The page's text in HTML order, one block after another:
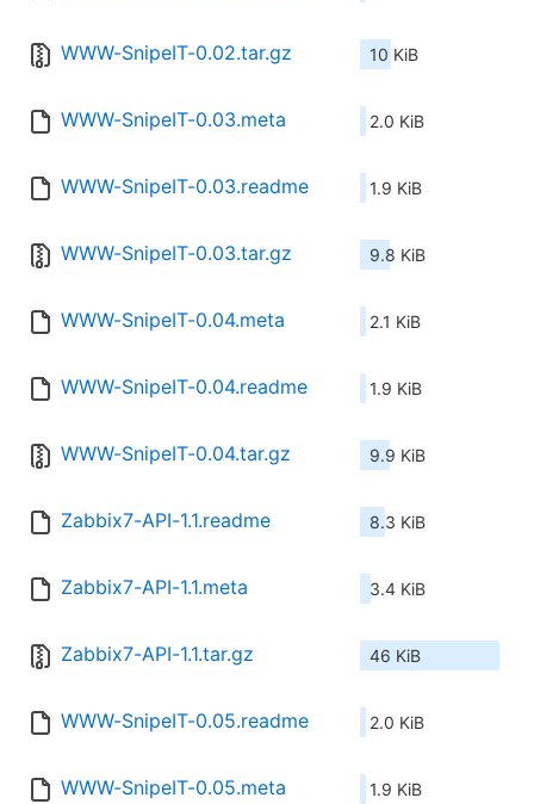
WWW-SnipeIT-0.02.tar.gz 10 KiB
WWW-SnipeIT-0.03.meta 2.0 KiB
WWW-SnipeIT-0.03.readme 1.9 KiB
WWW-SnipeIT-0.03.tar.gz 9.8 KiB
WWW-SnipeIT-0.04.meta 2.1 KiB
WWW-SnipeIT-0.04.readme 1.9 KiB
WWW-SnipeIT-0.04.tar.gz 9.9 KiB
Zabbix7-API-1.1.readme 8.3 KiB
Zabbix7-API-1.1.meta 3.4 KiB
Zabbix7-API-1.1.tar.gz 46 KiB
WWW-SnipeIT-0.05.readme 2.0 KiB
WWW-SnipeIT-0.05.meta 1.9 KiB